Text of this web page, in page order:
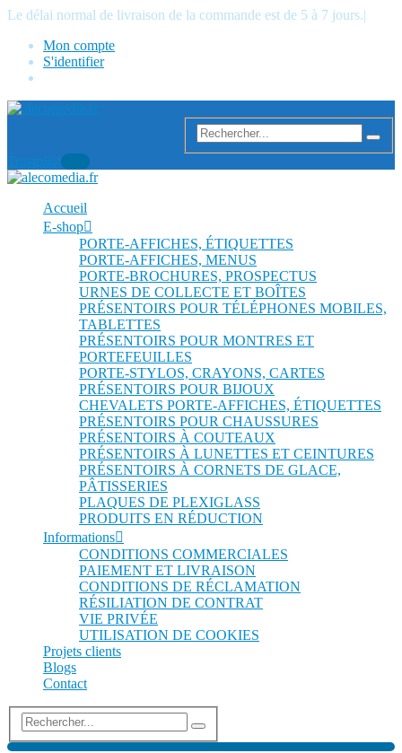
Le délai normal de livraison de la commande est de 5 à 7 jours.|
Mon compte
S'identifier
Trustpilot
Accueil
E-shop
PORTE-AFFICHES, ÉTIQUETTES
PORTE-AFFICHES, MENUS
PORTE-BROCHURES, PROSPECTUS
URNES DE COLLECTE ET BOÎTES
PRÉSENTOIRS POUR TÉLÉPHONES MOBILES,
TABLETTES
PRÉSENTOIRS POUR MONTRES ET
PORTEFEUILLES
PORTE-STYLOS, CRAYONS, CARTES
PRÉSENTOIRS POUR BIJOUX
CHEVALETS PORTE-AFFICHES, ÉTIQUETTES
PRÉSENTOIRS POUR CHAUSSURES
PRÉSENTOIRS À COUTEAUX
PRÉSENTOIRS À LUNETTES ET CEINTURES
PRÉSENTOIRS À CORNETS DE GLACE,
PÂTISSERIES
PLAQUES DE PLEXIGLASS
PRODUITS EN RÉDUCTION
Informations
CONDITIONS COMMERCIALES
PAIEMENT ET LIVRAISON
CONDITIONS DE RÉCLAMATION
RÉSILIATION DE CONTRAT
VIE PRIVÉE
UTILISATION DE COOKIES
Projets clients
Blogs
Contact